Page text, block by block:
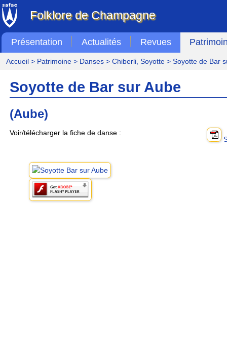
Folklore de Champagne
Présentation Actualités Revues
Accueil> Patrimoine> Danses> Chiberli, Soyotte> Soyotte de Bar
Soyotte de Bar sur Aube
(Aube)
Voir/télécharger la fiche de danse :